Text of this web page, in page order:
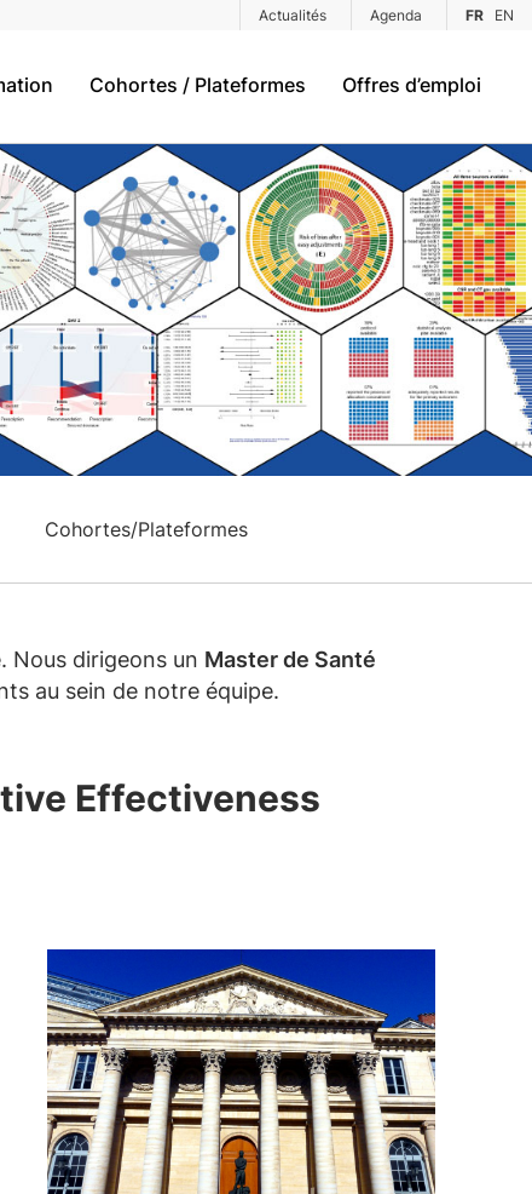
Actualités Agenda FR EN
Cohortes / Plateformes Offres d’emploi
Cohortes/Plateformes
Nous dirigeons un Master de Santé
au sein de notre équipe.
Effectiveness